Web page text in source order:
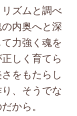
ズムと調べ
内奥へと深
力強く魂を
しく育てら
をもたらし
、そうでな
から。